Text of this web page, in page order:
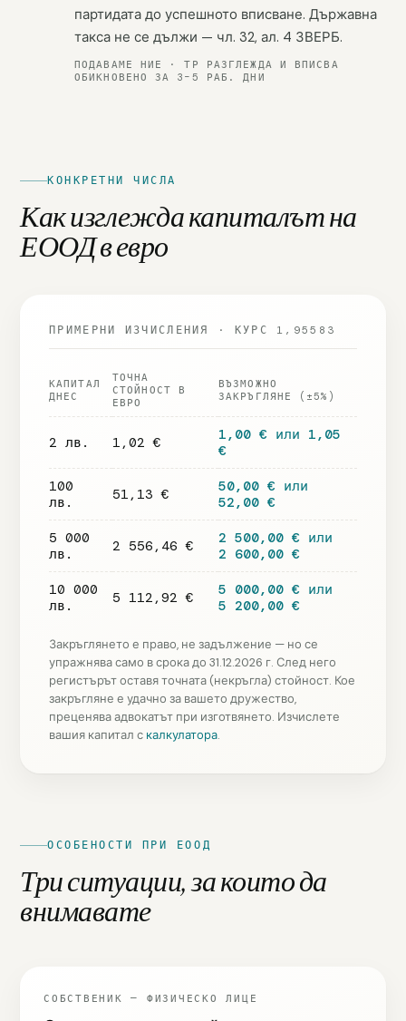
партидата до успешното вписване. Държавна
такса не се дължи — чл. 32, ал. 4 ЗВЕРБ.
ПОДАВАМЕ НИЕ · ТР РАЗГЛЕЖДА И ВПИСВА
ОБИКНОВЕНО ЗА 3–5 РАБ. ДНИ
КОНКРЕТНИ ЧИСЛА
Как изглежда капиталът на
ЕООД в евро
ПРИМЕРНИ ИЗЧИСЛЕНИЯ · КУРС 1,95583
КАПИТАЛ
ДНЕС
ТОЧНА
СТОЙНОСТ В
ЕВРО
ВЪЗМОЖНО
ЗАКРЪГЛЯНЕ (±5%)
2 лв. 1,02 €
1,00 € или 1,05
€
100
лв.
51,13 €
50,00 € или
52,00 €
5 000
лв.
2 556,46 €
2 500,00 € или
2 600,00 €
10 000
лв.
5 112,92 €
5 000,00 € или
5 200,00 €
Закръглянето е право, не задължение — но се
упражнява само в срока до 31.12.2026 г. След него
регистърът оставя точната (некръгла) стойност. Кое
закръгляне е удачно за вашето дружество,
преценява адвокатът при изготвянето. Изчислете
вашия капитал с калкулатора.
ОСОБЕНОСТИ ПРИ ЕООД
Три ситуации, за които да
внимавате
СОБСТВЕНИК — ФИЗИЧЕСКО ЛИЦЕ